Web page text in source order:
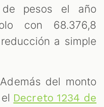
de pesos el año
con 68.376,8
a simple
del monto
Decreto 1234 de